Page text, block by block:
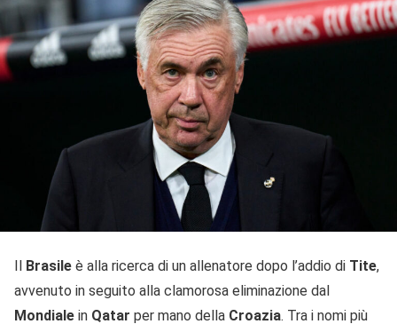
Il Brasile è alla ricerca di un allenatore dopo l’addio di Tite,
avvenuto in seguito alla clamorosa eliminazione dal
Mondiale in Qatar per mano della Croazia. Tra i nomi più